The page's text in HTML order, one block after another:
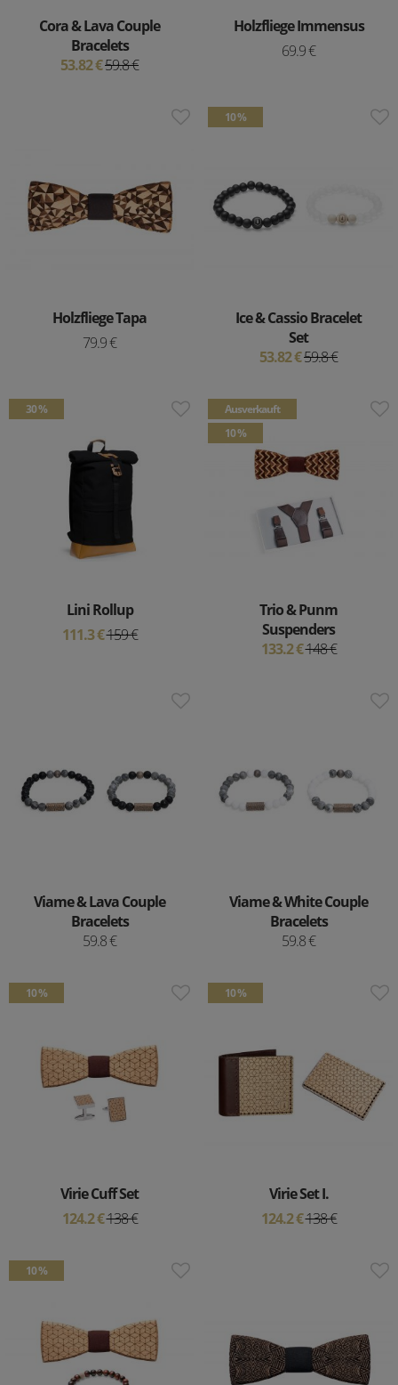
Cora & Lava Couple
Bracelets
53.82 €59.8 €
Holzfliege Immensus
69.9 €
Holzfliege Tapa
79.9 €
10 %
Ice & Cassio Bracelet
Set
53.82 €59.8 €
30 %
Lini Rollup
111.3 €159 €
Ausverkauft
10 %
Trio & Punm
Suspenders
133.2 €148 €
Viame & Lava Couple
Bracelets
59.8 €
Viame & White Couple
Bracelets
59.8 €
10 %
Virie Cuff Set
124.2 €138 €
10 %
Virie Set I.
124.2 €138 €
10 %